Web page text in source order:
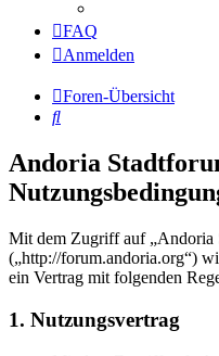
FAQ
Anmelden
Foren-Übersicht
Suche
Andoria
Mit dem Zugriff auf „Andoria
(„http://forum.andoria.org“)
ein Vertrag mit folgenden
1. Nutzungsvertrag